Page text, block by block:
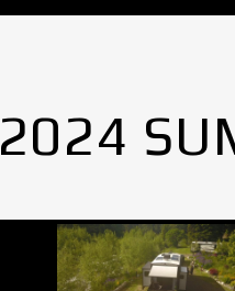
2024